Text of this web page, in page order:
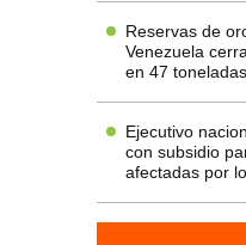
Reservas de
Venezuela
en 47 toneladas
Ejecutivo
con subsidio
afectadas por